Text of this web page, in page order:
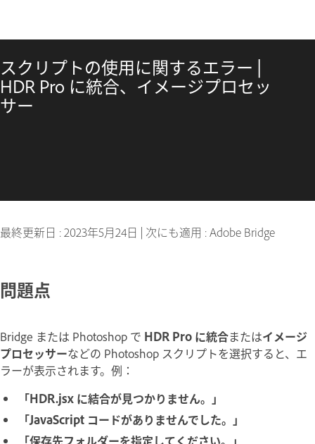
スクリプトの使用に関するエラー |
HDR Pro に統合、イメージプロセッ
サー
最終更新日 :2023年5月24日 | 次にも適用 : Adobe Bridge
問題点
Bridge または Photoshop で HDR Pro に統合またはイメージ
プロセッサーなどの Photoshop スクリプトを選択すると、エ
ラーが表示されます。例：
「HDR.jsx に結合が見つかりません。」
「JavaScript コードがありませんでした。」
「保存先フォルダーを指定してください。」